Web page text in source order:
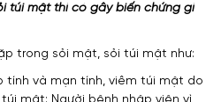
túi mật thì có gây biến chứng gì
trong sỏi mật, sỏi túi mật như:
tính và mạn tính, viêm túi mật do